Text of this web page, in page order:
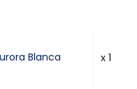
Blanca x 1